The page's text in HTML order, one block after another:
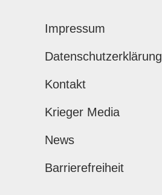
Impressum
Datenschutzerklärung
Kontakt
Krieger Media
News
Barrierefreiheit